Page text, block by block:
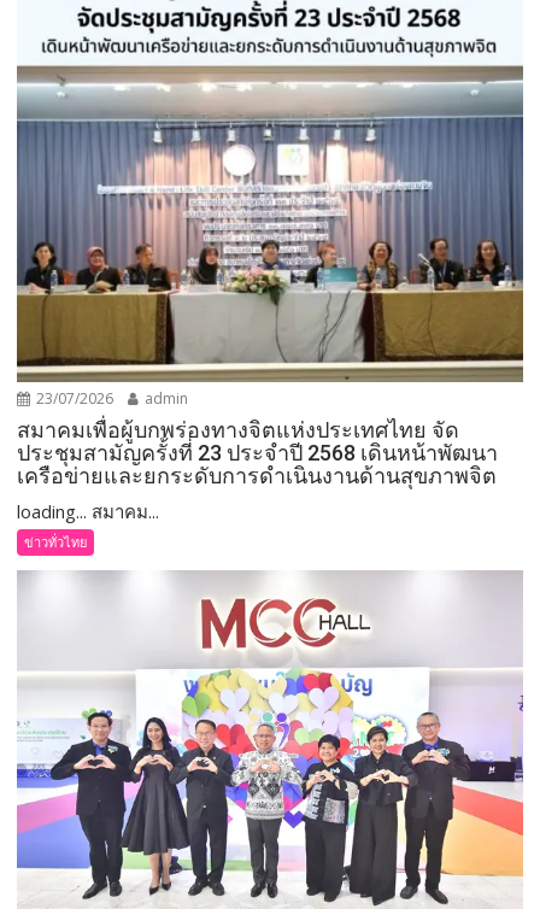
23/07/2026 admin
สมาคมเพื่อผู้บกพร่องทางจิตแห่งประเทศไทย จัด
ประชุมสามัญครั้งที่ 23 ประจำปี 2568 เดินหน้าพัฒนา
เครือข่ายและยกระดับการดำเนินงานด้านสุขภาพจิต
loading... สมาคม...
ข่าวทั่วไทย